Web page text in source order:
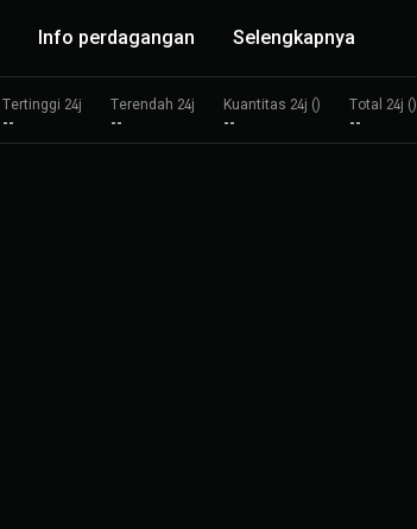
Info perdagangan Selengkapnya
Tertinggi 24j
--
Terendah 24j
--
Kuantitas 24j ()
--
Total 24j ()
--